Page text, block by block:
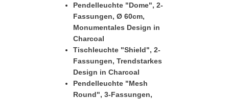
Pendelleuchte "Dome", 2-
Fassungen, Ø 60cm,
Monumentales Design in
Charcoal
Tischleuchte "Shield", 2-
Fassungen, Trendstarkes
Design in Charcoal
Pendelleuchte "Mesh
Round", 3-Fassungen,